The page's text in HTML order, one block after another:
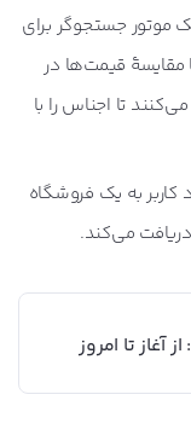
موتور جستجوگر برای
مقایسۀ قیمت‌ها در
تا اجناس را با
به یک فروشگاه
می‌کند.
آغاز تا امروز